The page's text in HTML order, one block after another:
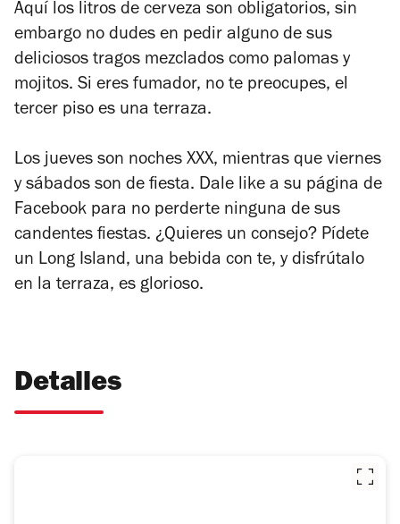
Aquí los litros de cerveza son obligatorios, sin
embargo no dudes en pedir alguno de sus
deliciosos tragos mezclados como palomas y
mojitos. Si eres fumador, no te preocupes, el
tercer piso es una terraza.
Los jueves son noches XXX, mientras que viernes
y sábados son de fiesta. Dale like a su página de
Facebook para no perderte ninguna de sus
candentes fiestas. ¿Quieres un consejo? Pídete
un Long Island, una bebida con te, y disfrútalo
en la terraza, es glorioso.
Detalles